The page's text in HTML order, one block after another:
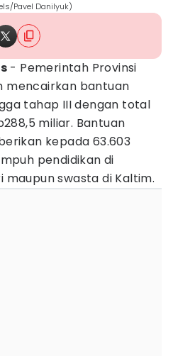
Pavel Danilyuk)
- Pemerintah Provinsi
mencairkan bantuan
tahap III dengan total
miliar. Bantuan
kepada 63.603
pendidikan di
swasta di Kaltim.